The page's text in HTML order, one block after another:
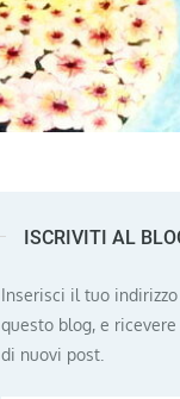
ISCRIVITI AL
Inserisci il tuo
questo blog, e
di nuovi post.